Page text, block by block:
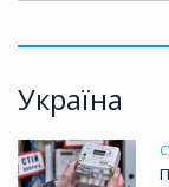
Україна